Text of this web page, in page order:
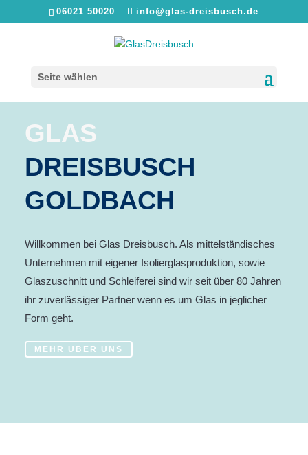
06021 50020 info@glas-dreisbusch.de
Seite wählen
GLAS
DREISBUSCH
GOLDBACH
Willkommen bei Glas Dreisbusch. Als mittelständisches
Unternehmen mit eigener Isolierglasproduktion, sowie
Glaszuschnitt und Schleiferei sind wir seit über 80 Jahren
ihr zuverlässiger Partner wenn es um Glas in jeglicher
Form geht.
MEHR ÜBER UNS